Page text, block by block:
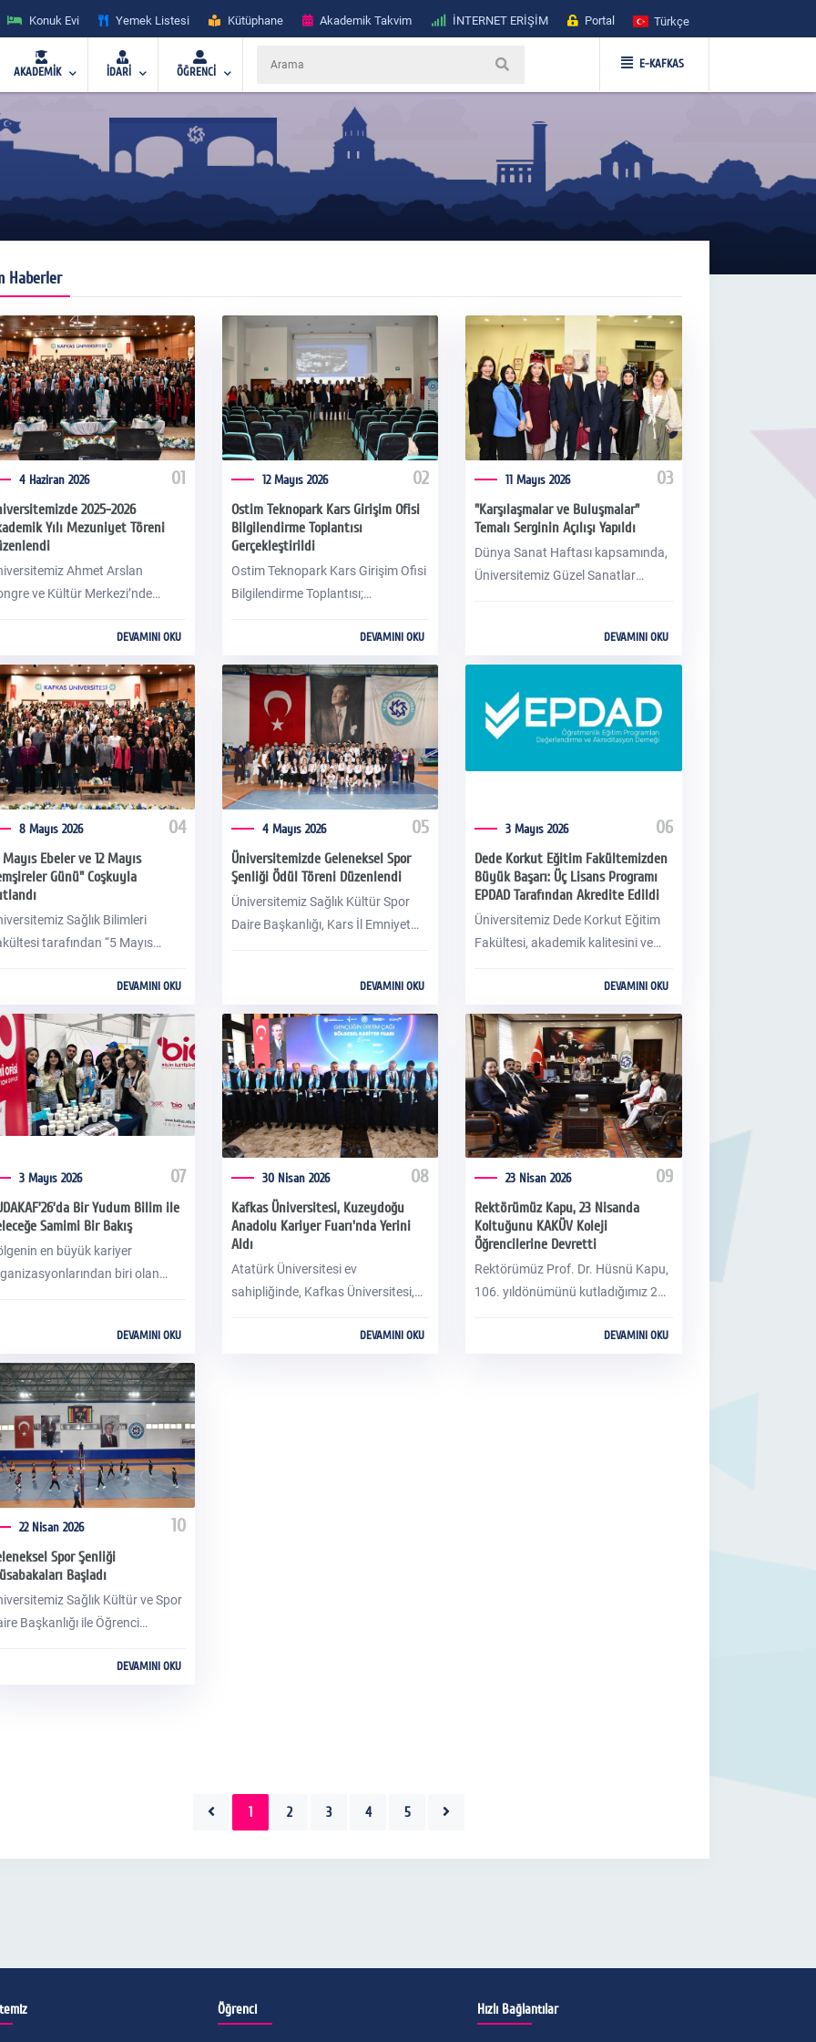
Konuk Evi Yemek Listesi Kütüphane Akademik Takvim İNTERNET ERİŞİM Portal Türkçe
AKADEMİK İDARİ ÖĞRENCİ
E-KAFKAS
Haberler
4 Haziran 2026 01
2025-2026
Yılı Mezuniyet Töreni
Ahmet Arslan
ve Kültür Merkezi’nde
Töreni düzenlendi.DEVAMINI OKU
12 Mayıs 2026 02
Ostim Teknopark Kars Girişim Ofisi
Bilgilendirme Toplantısı
Gerçekleştirildi
Ostim Teknopark Kars Girişim Ofisi
Bilgilendirme Toplantısı;
Belediye Başkan Yardımcısı Hamza
Penbek, Sanayi ve Teknoloji İl
Müdürü Hasan Üstündağ, Serhat
Kalkınma Ajansı Genel Sekreteri
Nurullah Karaca, akademisyenler,
girişimciler ve bölge paydaşlarının
katılımıyla başarıyla gerçekleştirildi.
DEVAMINI OKU
11 Mayıs 2026 03
"Karşılaşmalar ve Buluşmalar"
Temalı Serginin Açılışı Yapıldı
Dünya Sanat Haftası kapsamında,
Üniversitemiz Güzel Sanatlar
temalı serginin açılışı yapıldı.DEVAMINI OKU
8 Mayıs 2026 04
Ebeler ve 12 Mayıs
Günü" Coşkuyla
Sağlık Bilimleri
tarafından “5 Mayıs
münasebetiyle etkinlikDEVAMINI OKU
4 Mayıs 2026 05
Üniversitemizde Geleneksel Spor
Şenliği Ödül Töreni Düzenlendi
Üniversitemiz Sağlık Kültür Spor
Daire Başkanlığı, Kars İl Emniyet
Faaliyetleri Büro Amirliği ve Öğrenci
Etkinlikleri Koordinatörlüğü
tarafından 21 Nisan - 2 Mayıs 2026
tarihleri arasında düzenlenen
Geleneksel Spor Şenliği’nin ödül
töreni Prof. Dr. Necati Kaya Spor
Salonu’nda gerçekleştirildi.
DEVAMINI OKU
3 Mayıs 2026 06
Dede Korkut Eğitim Fakültemizden
Büyük Başarı: Üç Lisans Programı
EPDAD Tarafından Akredite Edildi
Üniversitemiz Dede Korkut Eğitim
Fakültesi, akademik kalitesini ve
önemli bir başarıya imza attı.
Fakülte bünyesinde eğitim veren üç
farklı lisans programı, Öğretmenlik
Eğitim Programları Değerlendirme
ve Akreditasyon Derneği (EPDAD)
tarafından akredite olmaya hak
kazandı.
DEVAMINI OKU
3 Mayıs 2026 07
Bir Yudum Bilim ile
Samimi Bir Bakış
en büyük kariyer
biri olan
Bilim İletişimi Ofisi’nin
yaratan projesine ev sahipliği
Prof. Dr. Ebru Kuşçu Sır
hayata
"Bir Yudum Bilim: Kahve
Keşfet" standı, kariyer
gençlerin ve
yoğun ilgisiyle
DEVAMINI OKU
30 Nisan 2026 08
Kafkas Üniversitesi, Kuzeydoğu
Anadolu Kariyer Fuarı'nda Yerini
Aldı
Atatürk Üniversitesi ev
sahipliğinde, Kafkas Üniversitesi,
Ardahan Üniversitesi, BingölDEVAMINI OKU
23 Nisan 2026 09
Rektörümüz Kapu, 23 Nisanda
Koltuğunu KAKÜV Koleji
Öğrencilerine Devretti
Rektörümüz Prof. Dr. Hüsnü Kapu,
106. yıldönümünü kutladığımız 23
Bayramında koltuğunu temsili
DEVAMINI OKU
22 Nisan 2026 10
Spor Şenliği
Başladı
Sağlık Kültür ve Spor
Başkanlığı ile Öğrenci
tarafındanDEVAMINI OKU
1 2 3 4 5
Öğrenci Hızlı Bağlantılar